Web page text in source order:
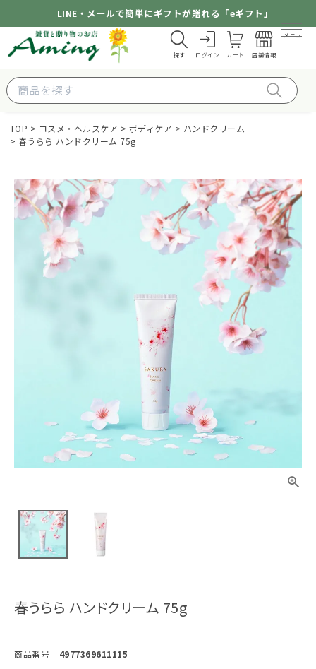
LINE・メールで簡単にギフトが贈れる「eギフト」
探す ログイン カート 店舗情報
メニュー
TOP コスメ・ヘルスケア ボディケア
ハンドクリーム
春うらら ハンドクリーム 75g
春うらら ハンドクリーム 75g
商品番号 4977369611115